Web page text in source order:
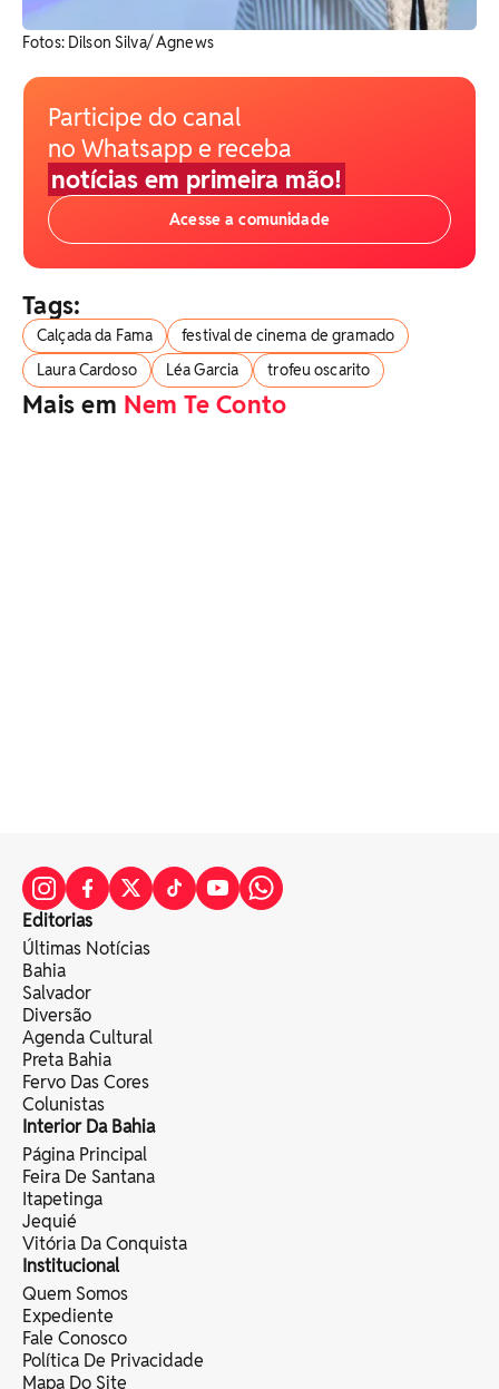
Fotos: Dilson Silva/ Agnews
Participe do canal
no Whatsapp e receba
notícias em primeira mão!
Acesse a comunidade
Tags:
Calçada da Fama
festival de cinema de gramado
Laura Cardoso
Léa Garcia trofeu oscarito
Mais em Nem Te Conto
Editorias
Últimas Notícias
Bahia
Salvador
Diversão
Agenda Cultural
Preta Bahia
Fervo Das Cores
Colunistas
Interior Da Bahia
Página Principal
Feira De Santana
Itapetinga
Jequié
Vitória Da Conquista
Institucional
Quem Somos
Expediente
Fale Conosco
Política De Privacidade
Mapa Do Site